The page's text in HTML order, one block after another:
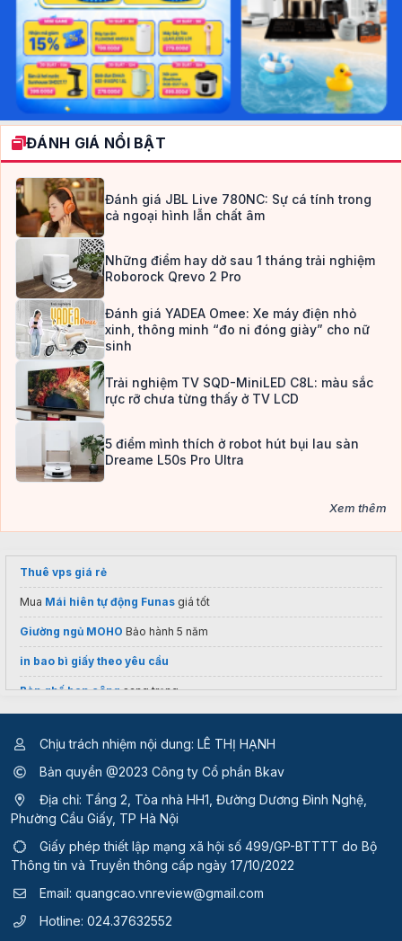
ĐÁNH GIÁ NỔI BẬT
Đánh giá JBL Live 780NC: Sự cá tính trong
cả ngoại hình lẫn chất âm
Những điểm hay dở sau 1 tháng trải nghiệm
Roborock Qrevo 2 Pro
Đánh giá YADEA Omee: Xe máy điện nhỏ
xinh, thông minh “đo ni đóng giày” cho nữ
sinh
Trải nghiệm TV SQD-MiniLED C8L: màu sắc
rực rỡ chưa từng thấy ở TV LCD
5 điểm mình thích ở robot hút bụi lau sàn
Dreame L50s Pro Ultra
Xem thêm
Thuê vps giá rẻ
Mua Mái hiên tự động Funas giá tốt
Giường ngủ MOHO Bảo hành 5 năm
in bao bì giấy theo yêu cầu
Bàn ghế ban côngsang trọng
Ống gió công nghiệp Tổng Kho Quạt Điện
điều hòa lg 9000
Nồi nấu tiệt trùngchất lượng
Sỉ lẻcao su tấm TPHCM
máy dán nhãn
Báo giámotor cổng tay đòn
Chịu trách nhiệm nội dung: LÊ THỊ HẠNH
Bản quyền @2023 Công ty Cổ phần Bkav
Địa chỉ: Tầng 2, Tòa nhà HH1, Đường Dương Đình Nghệ,
Phường Cầu Giấy, TP Hà Nội
Giấy phép thiết lập mạng xã hội số 499/GP-BTTTT do Bộ
Thông tin và Truyền thông cấp ngày 17/10/2022
Email: quangcao.vnreview@gmail.com
Hotline: 024.37632552